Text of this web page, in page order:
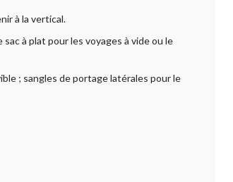
à la vertical.
à plat pour les voyages à vide ou le
; sangles de portage latérales pour le